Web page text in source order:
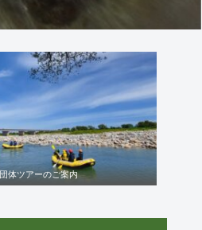
団体ツアーのご案内